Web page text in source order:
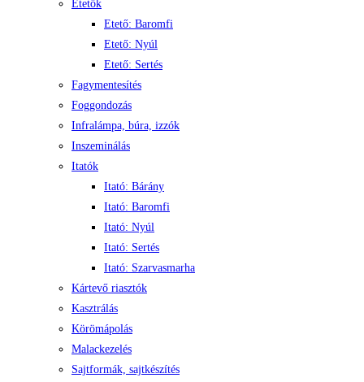
Etetők
Etető: Baromfi
Etető: Nyúl
Etető: Sertés
Fagymentesítés
Foggondozás
Infralámpa, búra, izzók
Inszeminálás
Itatók
Itató: Bárány
Itató: Baromfi
Itató: Nyúl
Itató: Sertés
Itató: Szarvasmarha
Kártevő riasztók
Kasztrálás
Körömápolás
Malackezelés
Sajtformák, sajtkészítés